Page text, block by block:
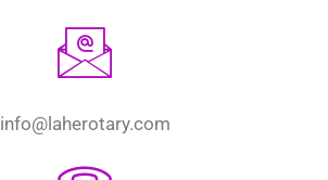
info@laherotary.com